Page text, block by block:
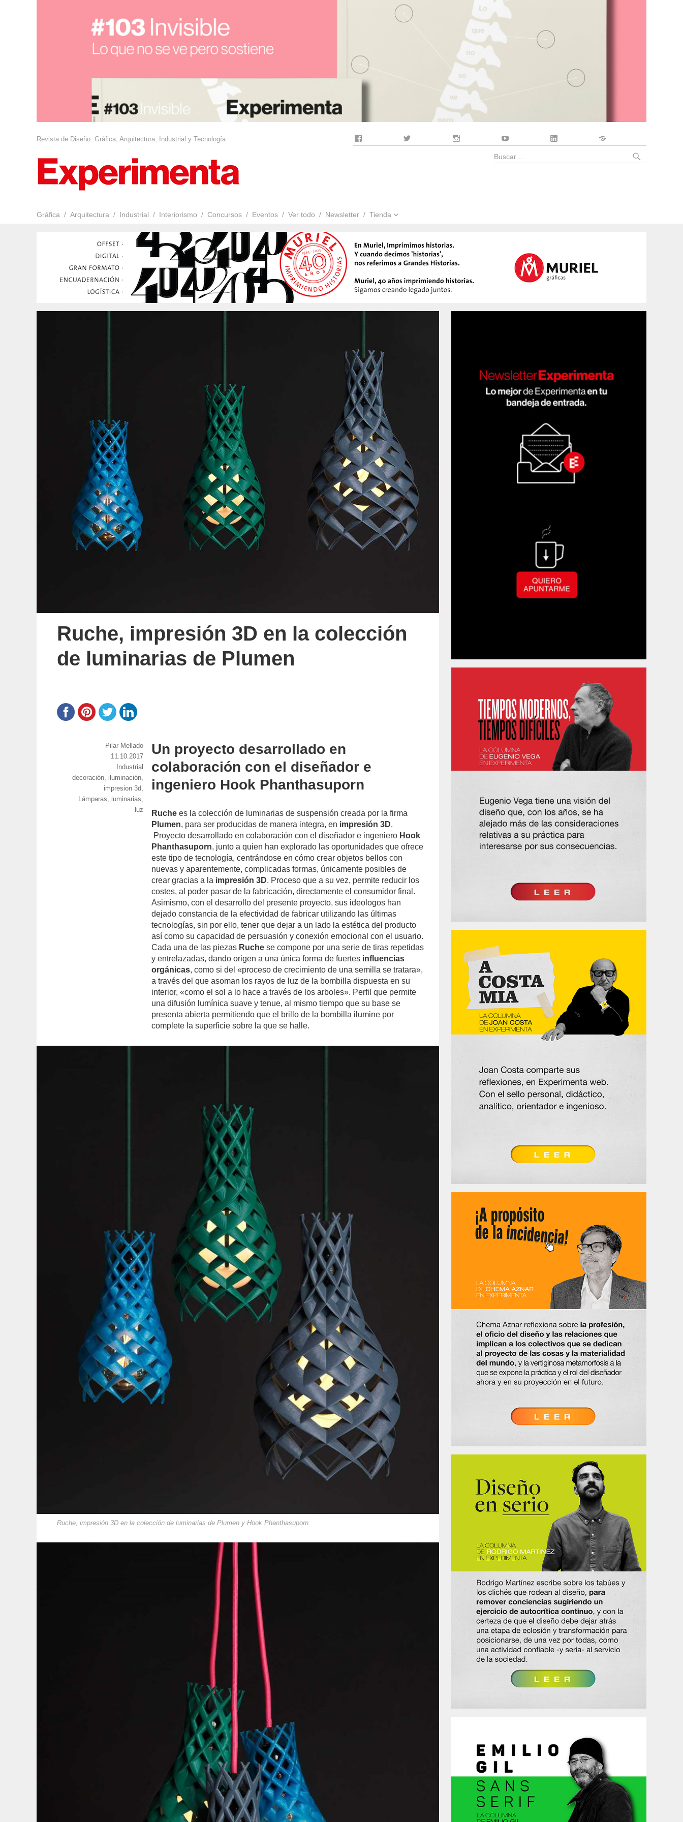
Revista de Diseño. Gráfica, Arquitectura, Industrial y Tecnología
Gráfica Arquitectura Industrial Interiorismo Concursos Eventos Ver todo Newsletter Tienda
Buscar
Ruche, impresión 3D en la colección
de luminarias de Plumen
Un proyecto desarrollado en
colaboración con el diseñador e
ingeniero Hook Phanthasuporn
Ruche es la colección de luminarias de suspensión creada por la firma
Plumen, para ser producidas de manera integra, en impresión 3D.
Proyecto desarrollado en colaboración con el diseñador e ingeniero Hook
Phanthasuporn, junto a quien han explorado las oportunidades que ofrece
este tipo de tecnología, centrándose en cómo crear objetos bellos con
nuevas y aparentemente, complicadas formas, únicamente posibles de
crear gracias a la impresión 3D. Proceso que a su vez, permite reducir los
costes, al poder pasar de la fabricación, directamente el consumidor final.
Asimismo, con el desarrollo del presente proyecto, sus ideologos han
dejado constancia de la efectividad de fabricar utilizando las últimas
tecnologías, sin por ello, tener que dejar a un lado la estética del producto
así como su capacidad de persuasión y conexión emocional con el usuario.
Cada una de las piezas Ruche se compone por una serie de tiras repetidas
y entrelazadas, dando origen a una única forma de fuertes influencias
orgánicas, como si del «proceso de crecimiento de una semilla se tratara»,
a través del que asoman los rayos de luz de la bombilla dispuesta en su
interior, «como el sol a lo hace a través de los arboles». Perfil que permite
una difusión lumínica suave y tenue, al mismo tiempo que su base se
presenta abierta permitiendo que el brillo de la bombilla ilumine por
complete la superficie sobre la que se halle.
Ruche, impresión 3D en la colección de luminarias de Plumen y Hook Phanthasuporn
https://www.experimenta.es/author/pilar-
mellado/
Pilar Mellado
Publicado
11.10.2017
Categorías
Industrial
Etiquetas
decoración, iluminación,
impresion 3d,
Lámparas, luminarias,
luz